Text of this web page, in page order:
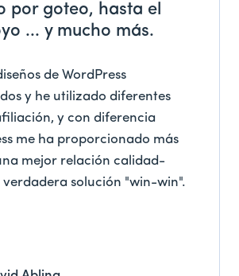
por goteo, hasta el
... y mucho más.
de WordPress
y he utilizado diferentes
y con diferencia
me ha proporcionado más
mejor relación calidad-
verdadera solución "win-win".